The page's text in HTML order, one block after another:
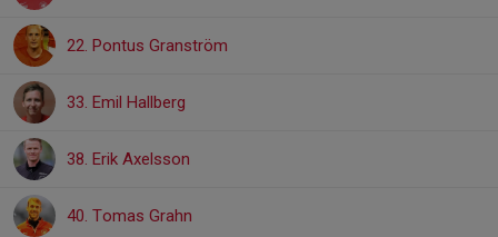
22. Pontus Granström
33. Emil Hallberg
38. Erik Axelsson
40. Tomas Grahn